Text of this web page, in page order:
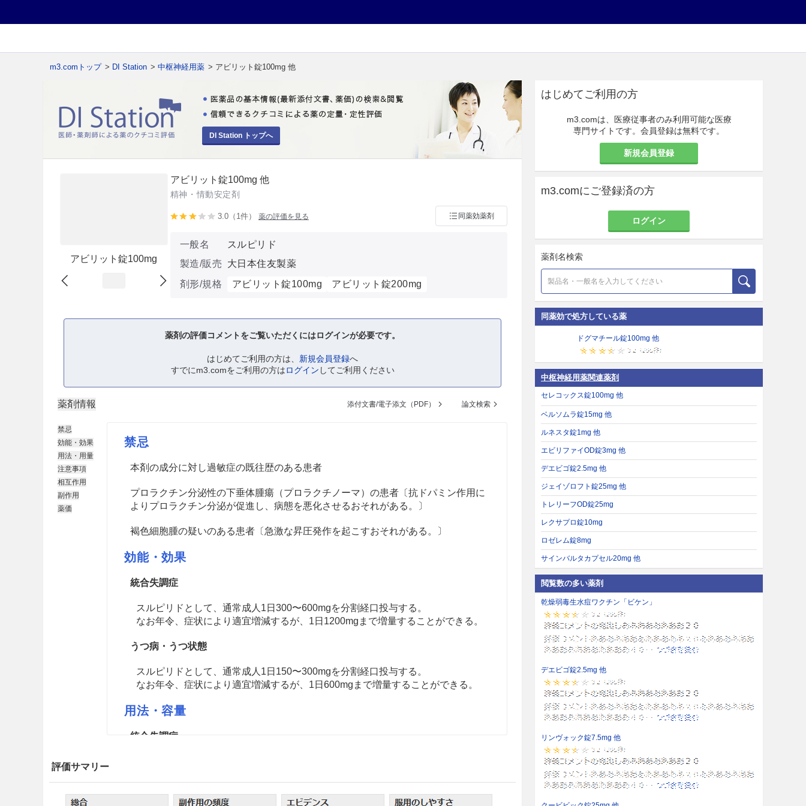
m3.comトップ > DI Station > 中枢神経用薬 > アビリット錠100mg 他
DI Station トップへ
アビリット錠100mg
アビリット錠100mg 他
精神・情動安定剤
3.0（1件） 薬の評価を見る 同薬効薬剤
一般名
スルピリド
製造/販売
大日本住友製薬
剤形/規格
アビリット錠100mg アビリット錠200mg
薬剤の評価コメントをご覧いただくにはログインが必要です。
はじめてご利用の方は、 新規会員登録へ
すでにm3.comをご利用の方はログイン してご利用ください
薬剤情報 添付文書/電子添文（PDF） 論文検索
禁忌
効能・効果
用法・用量
注意事項
相互作用
副作用
薬価
禁忌
本剤の成分に対し過敏症の既往歴のある患者
プロラクチン分泌性の下垂体腫瘍（プロラクチノーマ）の患者〔抗ドパミン作用に
よりプロラクチン分泌が促進し、病態を悪化させるおそれがある。〕
褐色細胞腫の疑いのある患者〔急激な昇圧発作を起こすおそれがある。〕
効能・効果
統合失調症
スルピリドとして、通常成人1日300〜600mgを分割経口投与する。
なお年令、症状により適宜増減するが、1日1200mgまで増量することができる。
うつ病・うつ状態
スルピリドとして、通常成人1日150〜300mgを分割経口投与する。
なお年令、症状により適宜増減するが、1日600mgまで増量することができる。
用法・容量
統合失調症
うつ病・うつ状態
評価サマリー
はじめてご利用の方
m3.comは、医療従事者のみ利用可能な医療
専門サイトです。会員登録は無料です。
新規会員登録
m3.comにご登録済の方
ログイン
薬剤名検索
同薬効で処方している薬
ドグマチール錠100mg 他
中枢神経用薬関連薬剤
セレコックス錠100mg 他
ベルソムラ錠15mg 他
ルネスタ錠1mg 他
エビリファイOD錠3mg 他
デエビゴ錠2.5mg 他
ジェイゾロフト錠25mg 他
トレリーフOD錠25mg
レクサプロ錠10mg
ロゼレム錠8mg
サインバルタカプセル20mg 他
閲覧数の多い薬剤
乾燥弱毒生水痘ワクチン「ビケン」
デエビゴ錠2.5mg 他
リンヴォック錠7.5mg 他